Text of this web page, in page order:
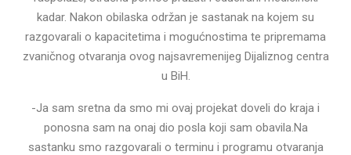
kadar. Nakon obilaska održan je sastanak na kojem su
razgovarali o kapacitetima i mogućnostima te pripremama
zvaničnog otvaranja ovog najsavremenijeg Dijaliznog centra
u BiH.
-Ja sam sretna da smo mi ovaj projekat doveli do kraja i
ponosna sam na onaj dio posla koji sam obavila.Na
sastanku smo razgovarali o terminu i programu otvaranja